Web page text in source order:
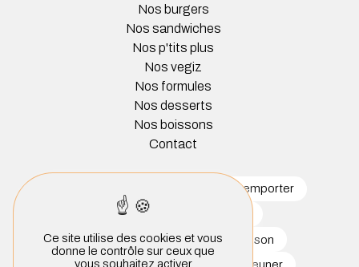
Nos burgers
Nos sandwiches
Nos p'tits plus
Nos vegiz
Nos formules
Nos desserts
Nos boissons
Contact
burger à emporter
sandwichs
salade à emporter
burger maison
Ce site utilise des cookies et vous
donne le contrôle sur ceux que
vous souhaitez activer